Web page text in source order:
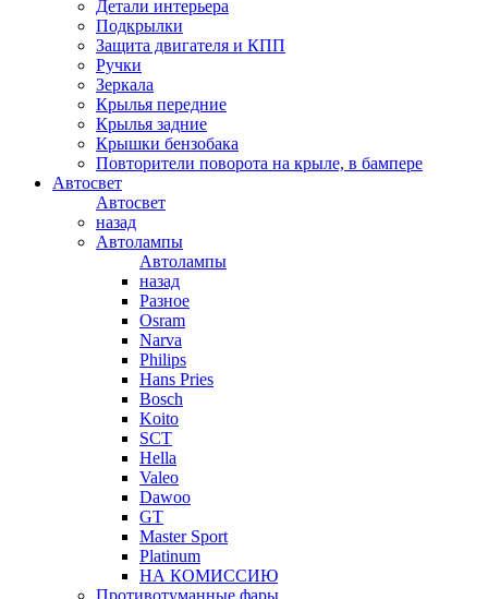
Детали интерьера
Подкрылки
Защита двигателя и КПП
Ручки
Зеркала
Крылья передние
Крылья задние
Крышки бензобака
Повторители поворота на крыле, в бампере
Автосвет
Автосвет
назад
Автолампы
Автолампы
назад
Разное
Osram
Narva
Philips
Hans Pries
Bosch
Koito
SCT
Hella
Valeo
Dawoo
GT
Master Sport
Platinum
НА КОМИССИЮ
Противотуманные фары